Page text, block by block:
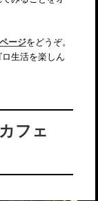
ージをどうぞ。
生活を楽しん
フェ